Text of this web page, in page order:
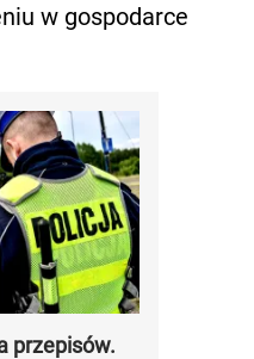
w gospodarce
przepisów.